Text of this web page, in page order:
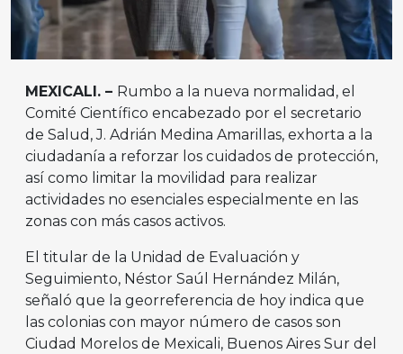
MEXICALI. – Rumbo a la nueva normalidad, el
Comité Científico encabezado por el secretario
de Salud, J. Adrián Medina Amarillas, exhorta a la
ciudadanía a reforzar los cuidados de protección,
así como limitar la movilidad para realizar
actividades no esenciales especialmente en las
zonas con más casos activos.
El titular de la Unidad de Evaluación y
Seguimiento, Néstor Saúl Hernández Milán,
señaló que la georreferencia de hoy indica que
las colonias con mayor número de casos son
Ciudad Morelos de Mexicali, Buenos Aires Sur del